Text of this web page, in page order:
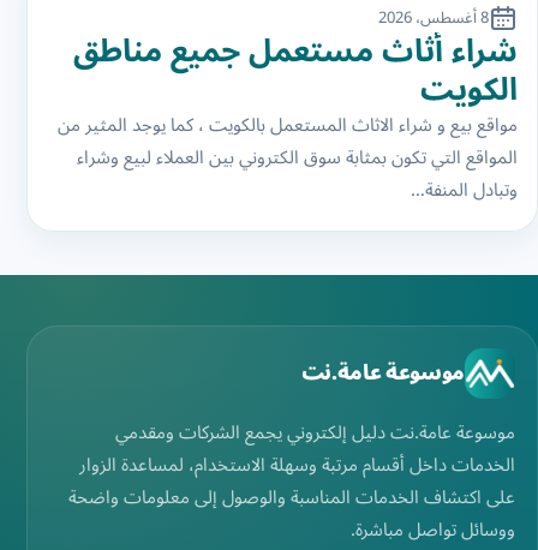
8 أغسطس، 2026
شراء أثاث مستعمل جميع مناطق
الكويت
مواقع بيع و شراء الاثاث المستعمل بالكويت ، كما يوجد المثير من
المواقع التي تكون بمثابة سوق الكتروني بين العملاء لبيع وشراء
وتبادل المنفة…
موسوعة عامة.نت
موسوعة عامة.نت دليل إلكتروني يجمع الشركات ومقدمي
الخدمات داخل أقسام مرتبة وسهلة الاستخدام، لمساعدة الزوار
على اكتشاف الخدمات المناسبة والوصول إلى معلومات واضحة
ووسائل تواصل مباشرة.